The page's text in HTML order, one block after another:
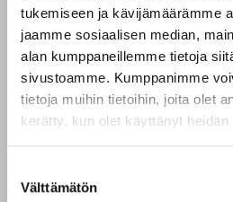
tukemiseen ja kävijämäärämme
jaamme sosiaalisen median,
alan kumppaneillemme tietoja
sivustoamme. Kumppanimme
tietoja muihin tietoihin, joita olet
kerätty, kun olet käyttänyt heidän
valinta
Välttämätön
PALVELUKESKUS
p. 010 3911 900
(matkapuhelinmaksu (mpm) ja